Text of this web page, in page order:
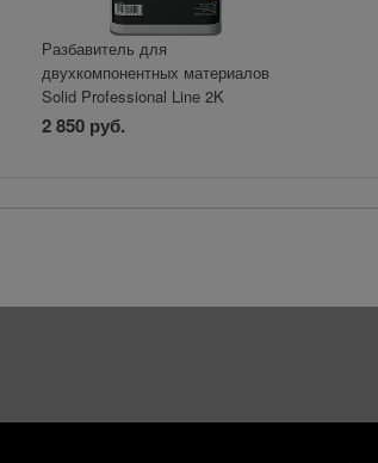
Разбавитель для
двухкомпонентных материалов
Solid Professional Line 2K
Universal Thinner 5000 мл
2 850 руб.